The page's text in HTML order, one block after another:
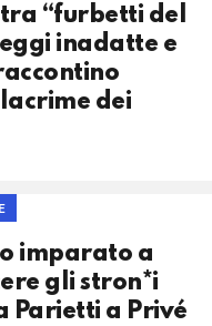
“furbetti del
inadatte e
dei
imparato a
gli stron*i
Parietti a Privé